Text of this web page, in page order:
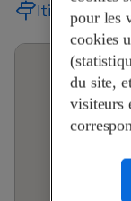
Itinéraire
pour les
cookies
du site,
visiteurs